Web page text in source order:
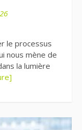
le processus
nous mène de
la lumière